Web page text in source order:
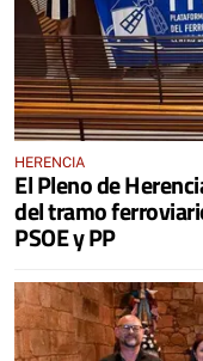
HERENCIA
El Pleno de
del tramo
PSOE y PP